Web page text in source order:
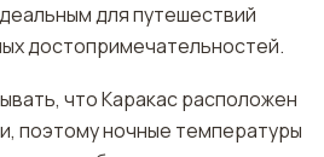
для путешествий
достопримечательностей.
что Каракас расположен
поэтому ночные температуры